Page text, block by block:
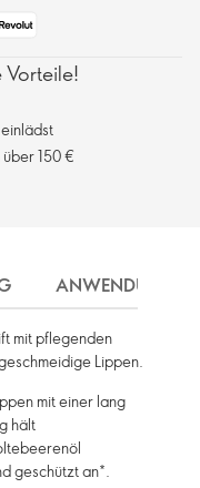
150 €
ANWENDUNG
mit pflegenden
Lippen.
mit einer lang
hält
geschützt an*.